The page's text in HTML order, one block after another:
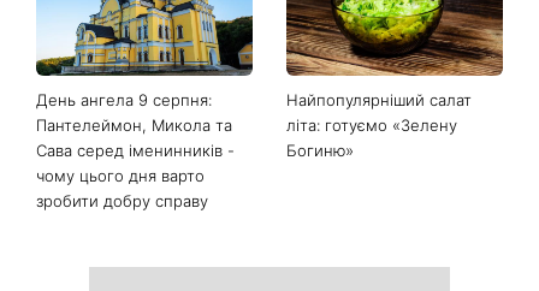
День ангела 9 серпня:
Пантелеймон, Микола та
Сава серед іменинників -
чому цього дня варто
зробити добру справу
Найпопулярніший салат
літа: готуємо «Зелену
Богиню»